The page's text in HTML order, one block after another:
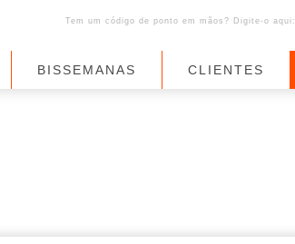
Tem um código de ponto em mãos? Digite-o aqui:
BISSEMANAS CLIENTES